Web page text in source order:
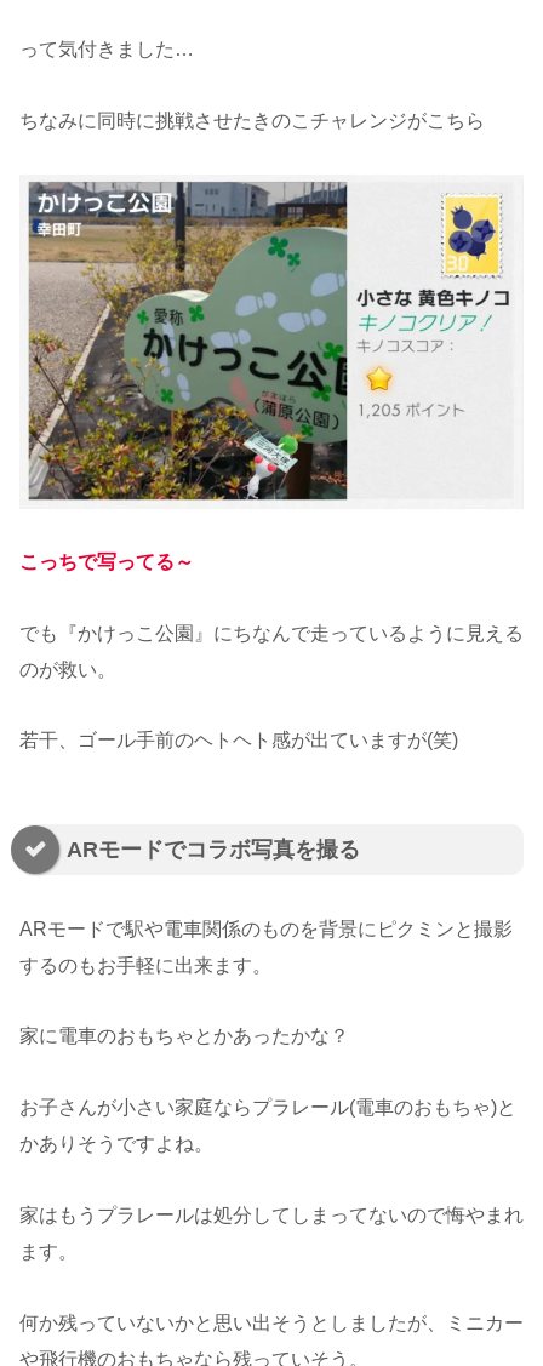
って気付きました…
ちなみに同時に挑戦させたきのこチャレンジがこちら
こっちで写ってる～
でも『かけっこ公園』にちなんで走っているように見える
のが救い。
若干、ゴール手前のヘトヘト感が出ていますが(笑)
ARモードでコラボ写真を撮る
ARモードで駅や電車関係のものを背景にピクミンと撮影
するのもお手軽に出来ます。
家に電車のおもちゃとかあったかな？
お子さんが小さい家庭ならプラレール(電車のおもちゃ)と
かありそうですよね。
家はもうプラレールは処分してしまってないので悔やまれ
ます。
何か残っていないかと思い出そうとしましたが、ミニカー
や飛行機のおもちゃなら残っていそう。